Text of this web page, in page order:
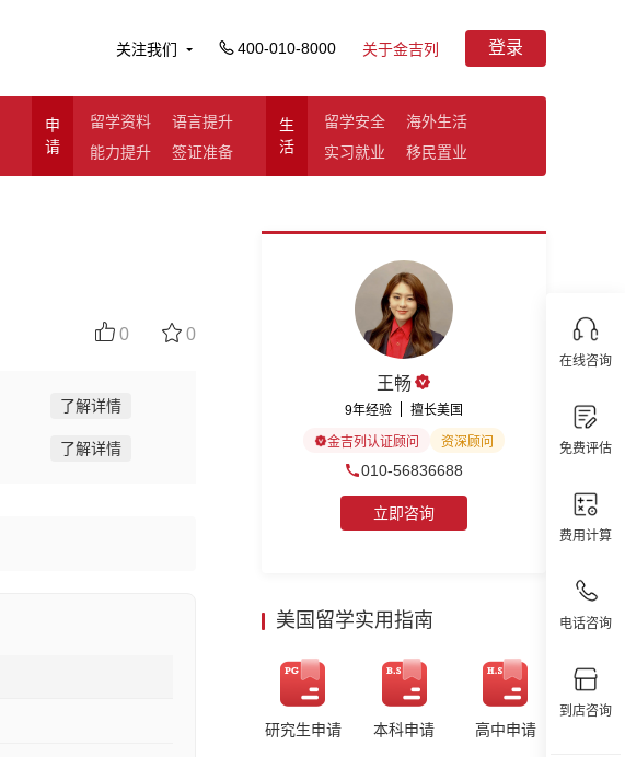
关注我们 400-010-8000 关于金吉列 登录
申
请
留学资料
语言提升
能力提升
签证准备
生
活
留学安全
海外生活
实习就业
移民置业
在线咨询
免费评估
费用计算
电话咨询
到店咨询
0 0
了解详情
了解详情
王畅
9年经验 擅长美国
金吉列认证顾问 资深顾问
010-56836688
立即咨询
美国留学实用指南
研究生申请 本科申请 高中申请